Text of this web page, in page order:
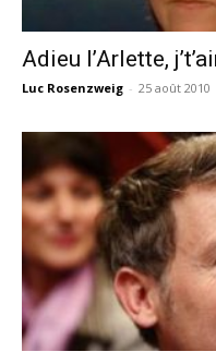
Adieu l’Arlette,
Luc Rosenzweig - 25 août 2010